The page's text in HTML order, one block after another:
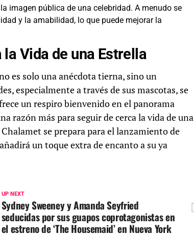
imagen pública de una celebridad. A menudo se
y la amabilidad, lo que puede mejorar la
Vida de una Estrella
es solo una anécdota tierna, sino un
especialmente a través de sus mascotas, se
un respiro bienvenido en el panorama
razón más para seguir de cerca la vida de una
se prepara para el lanzamiento de
un toque extra de encanto a su ya
UP NEXT
Sydney Sweeney y Amanda Seyfried
seducidas por sus guapos coprotagonistas en
el estreno de ‘The Housemaid’ en Nueva York